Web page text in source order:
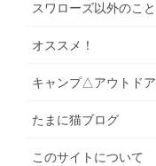
スワローズ以外のこと
オススメ！
キャンプ△アウトドア
たまに猫ブログ
このサイトについて